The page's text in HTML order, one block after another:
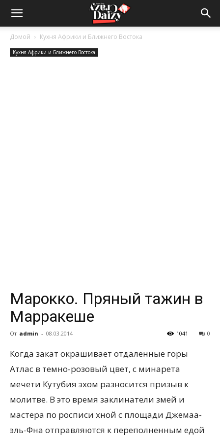
Crazy-
Daizy
Домой Кухня Африки и Ближнего Востока
Кухня Африки и Ближнего Востока
Марокко. Пряный тажин в
Марракеше
От admin - 08.03.2014 0
1041
Когда закат окрашивает отдаленные горы
Атлас в темно-розовый цвет, с минарета
мечети Кутубия эхом разносится призыв к
молитве. В это время заклинатели змей и
мастера по росписи хной с площади Джемаа-
эль-Фна отправляются к переполненным едой